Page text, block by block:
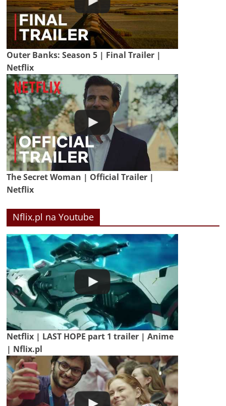
Outer Banks: Season 5 | Final Trailer |
Netflix
The Secret Woman | Official Trailer |
Netflix
Nflix.pl na Youtube
Netflix | LAST HOPE part 1 trailer | Anime
| Nflix.pl